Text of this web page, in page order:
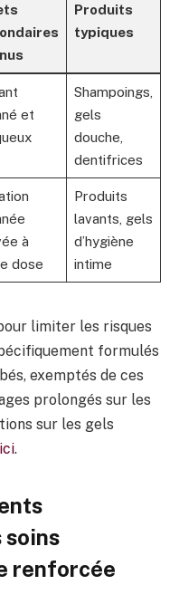
Produits
typiques
et
Shampoings,
gels
douche,
dentifrices
à
dose
Produits
lavants, gels
d’hygiène
intime
limiter les risques
formulés
exemptés de ces
prolongés sur les
sur les gels
ici.
soins
renforcée